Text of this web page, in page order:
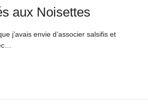
aux Noisettes
j’avais envie d’associer salsifis et